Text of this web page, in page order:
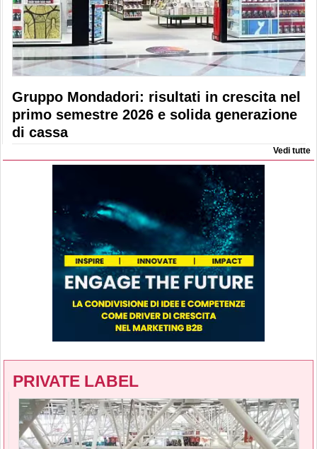
Gruppo Mondadori: risultati in crescita nel
primo semestre 2026 e solida generazione
di cassa
Vedi tutte
PRIVATE LABEL